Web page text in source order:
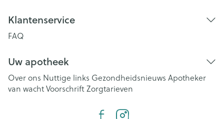
Klantenservice
FAQ
Uw apotheek
Over ons Nuttige links Gezondheidsnieuws Apotheker
van wachtVoorschriftZorgtarieven